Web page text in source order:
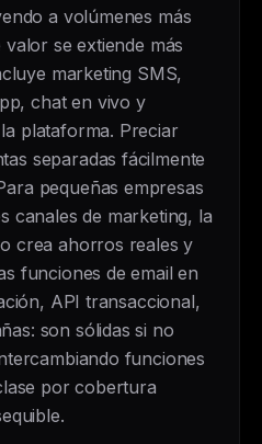
a volúmenes más
se extiende más
marketing SMS,
chat en vivo y
plataforma. Preciar
separadas fácilmente
pequeñas empresas
canales de marketing, la
crea ahorros reales y
funciones de email en
API transaccional,
son sólidas si no
funciones
por cobertura